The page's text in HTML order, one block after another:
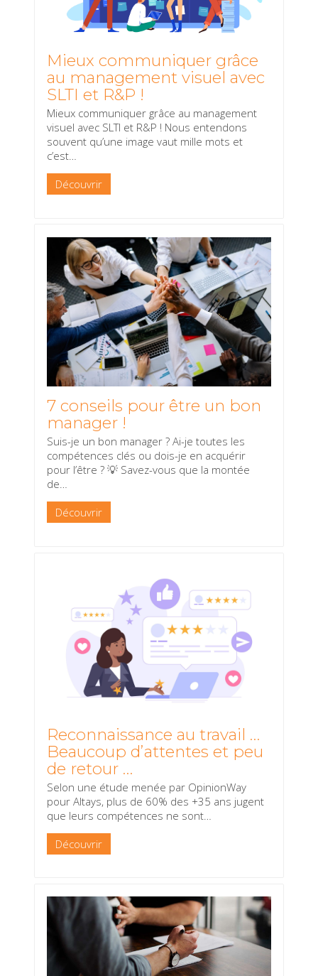
Mieux communiquer grâce
au management visuel avec
SLTI et R&P !
Mieux communiquer grâce au management
visuel avec SLTI et R&P ! Nous entendons
souvent qu’une image vaut mille mots et
c’est…
Découvrir
7 conseils pour être un bon
manager !
Suis-je un bon manager ? Ai-je toutes les
compétences clés ou dois-je en acquérir
pour l’être ? 💡 Savez-vous que la montée
de…
Découvrir
Reconnaissance au travail …
Beaucoup d’attentes et peu
de retour …
Selon une étude menée par OpinionWay
pour Altays, plus de 60% des +35 ans jugent
que leurs compétences ne sont
Découvrir